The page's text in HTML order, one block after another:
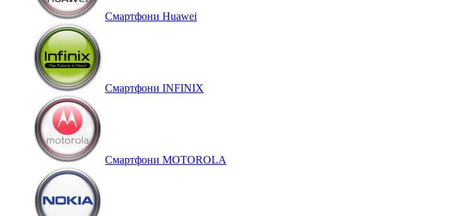
Смартфони Huawei
Смартфони INFINIX
Смартфони MOTOROLA